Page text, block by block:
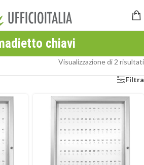
chiavi
Visualizzazione di 2 risultati
Filtra